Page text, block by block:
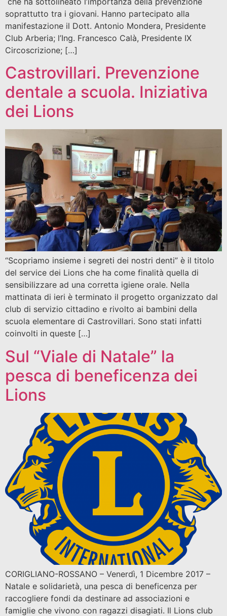
soprattutto tra i giovani. Hanno partecipato alla
manifestazione il Dott. Antonio Mondera, Presidente
Club Arberia; l’Ing. Francesco Calà, Presidente IX
Circoscrizione; […]
Castrovillari. Prevenzione
dentale a scuola. Iniziativa
dei Lions
“Scopriamo insieme i segreti dei nostri denti” è il titolo
del service dei Lions che ha come finalità quella di
sensibilizzare ad una corretta igiene orale. Nella
mattinata di ieri è terminato il progetto organizzato dal
club di servizio cittadino e rivolto ai bambini della
scuola elementare di Castrovillari. Sono stati infatti
coinvolti in queste […]
Sul “Viale di Natale” la
pesca di beneficenza dei
Lions
CORIGLIANO-ROSSANO – Venerdì, 1 Dicembre 2017 –
Natale e solidarietà, una pesca di beneficenza per
raccogliere fondi da destinare ad associazioni e
famiglie che vivono con ragazzi disagiati. Il Lions club